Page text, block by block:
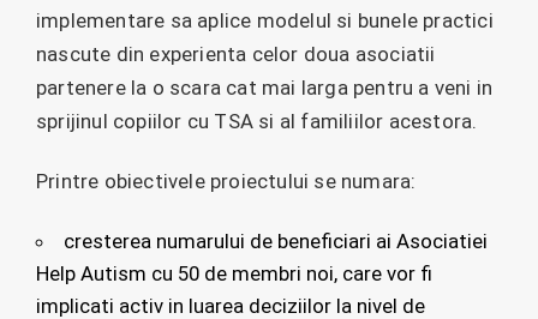
implementare sa aplice modelul si bunele practici
nascute din experienta celor doua asociatii
partenere la o scara cat mai larga pentru a veni in
sprijinul copiilor cu TSA si al familiilor acestora.
Printre obiectivele proiectului se numara:
cresterea numarului de beneficiari ai Asociatiei
Help Autism cu 50 de membri noi, care vor fi
implicati activ in luarea deciziilor la nivel de